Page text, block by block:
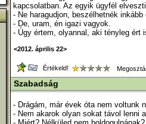
kapcsolatban. Az egyik ügyfél
- Ne haragudjon, beszélhetnék
- De, uram, én igazi vagyok.
- Úgy értem, olyannal, aki tényleg ért
<2012. április 22>
Értékeld!
Szabadság
- Drágám, már évek óta nem voltunk
- Nem akarok olyan sokat távol lenni